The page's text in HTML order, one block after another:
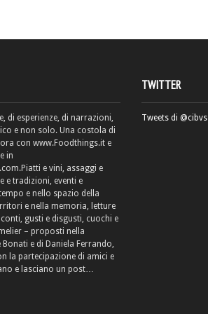
di esperienze, di narrazioni,
e non solo. Una costola di
con www.Foodthings.it e
in
e vini, assaggi e
e tradizioni, eventi e
e nello spazio della
e nella memoria, letture
gusti e disgusti, cuochi e
– proposti nella
e di Daniela Ferrando,
la partecipazione di amici e
e lasciano un post…
TWITTER
Tweets di @cibvs